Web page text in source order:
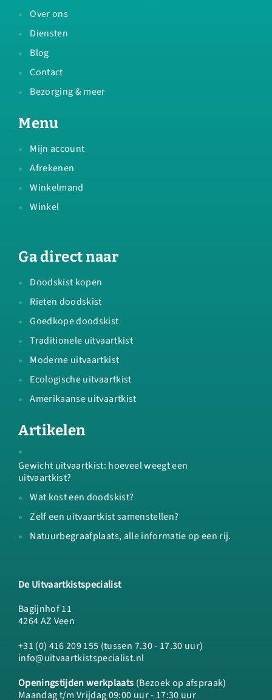
Over ons
Diensten
Blog
Contact
Bezorging & meer
Menu
Mijn account
Afrekenen
Winkelmand
Winkel
Ga direct naar
Doodskist kopen
Rieten doodskist
Goedkope doodskist
Traditionele uitvaartkist
Moderne uitvaartkist
Ecologische uitvaartkist
Amerikaanse uitvaartkist
Artikelen
Gewicht uitvaartkist: hoeveel weegt een
uitvaartkist?
Wat kost een doodskist?
Zelf een uitvaartkist samenstellen?
Natuurbegraafplaats, alle informatie op een rij.
De Uitvaartkistspecialist
Bagijnhof 11
4264 AZ Veen
+31 (0) 416 209 155 (tussen 7.30 - 17.30 uur)
info@uitvaartkistspecialist.nl
Openingstijden werkplaats (Bezoek op afspraak)
Maandag t/m Vrijdag 09:00 uur - 17:30 uur